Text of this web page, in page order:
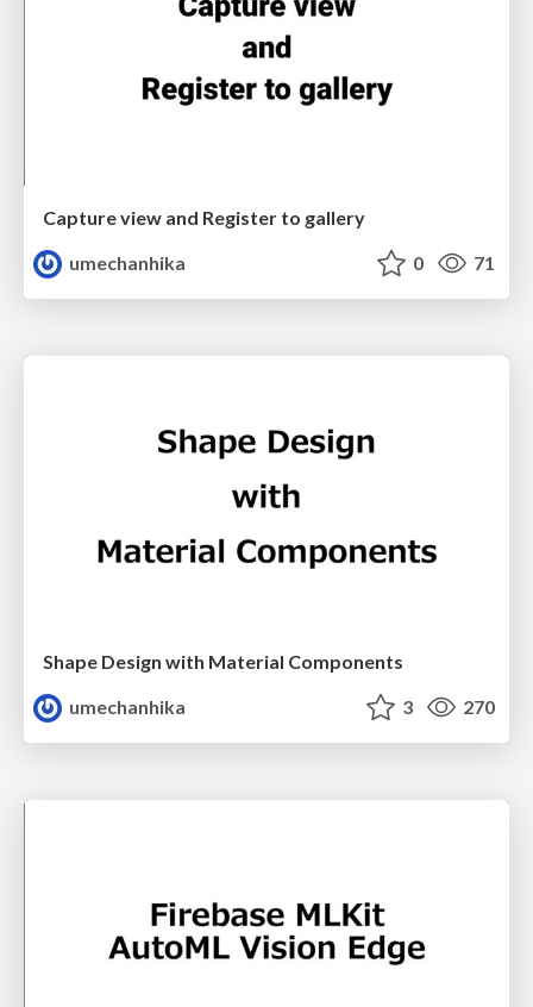
Capture view and Register to gallery
umechanhika
0 71
Shape Design with Material Components
umechanhika
3 270